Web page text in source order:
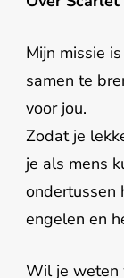
Mijn missie
samen te
voor jou.
Zodat je
je als mens
ondertussen
engelen en
Wil je weten